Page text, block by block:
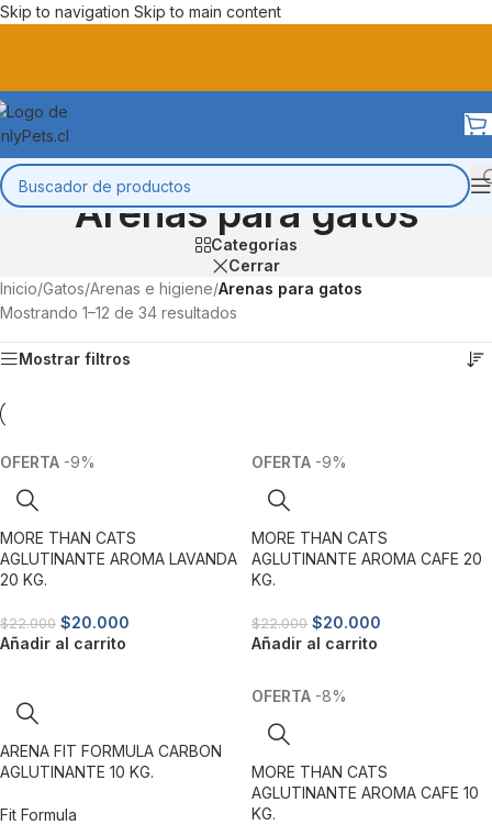
Skip to navigation Skip to main content
Arenas para gatos
Categorías
Cerrar
Inicio/Gatos/Arenas e higiene/Arenas para gatos
Mostrando 1–12 de 34 resultados
Mostrar filtros
-9%
MORE THAN CATS
AGLUTINANTE AROMA LAVANDA
20 KG.
$22.000 $20.000
Añadir al carrito
-9%
MORE THAN CATS
AGLUTINANTE AROMA CAFE 20
KG.
$22.000 $20.000
Añadir al carrito
ARENA FIT FORMULA CARBON
AGLUTINANTE 10 KG.
Fit Formula
-8%
MORE THAN CATS
AGLUTINANTE AROMA CAFE 10
KG.